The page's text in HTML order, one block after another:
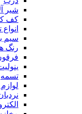
شیر
کف
سیم
رنگ
تسمه